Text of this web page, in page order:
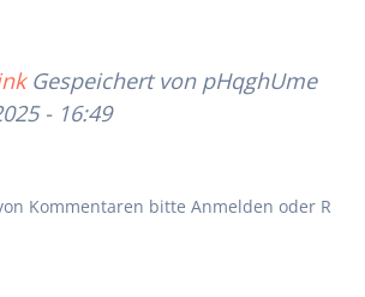
Gespeichert von pHqghUme
- 16:49
Kommentaren bitte Anmelden oder R